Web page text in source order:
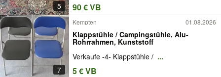
5 90 € VB
7
Kempten 01.08.2026
Klappstühle / Campingstühle, Alu-
Rohrrahmen, Kunststoff
Verkaufe -4- Klappstühle / ...
5 € VB